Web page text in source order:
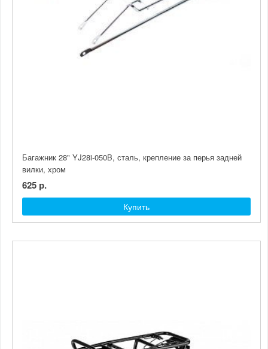
Багажник 28" YJ28i-050B, сталь, крепление за перья задней
вилки, хром
625 р.
Купить